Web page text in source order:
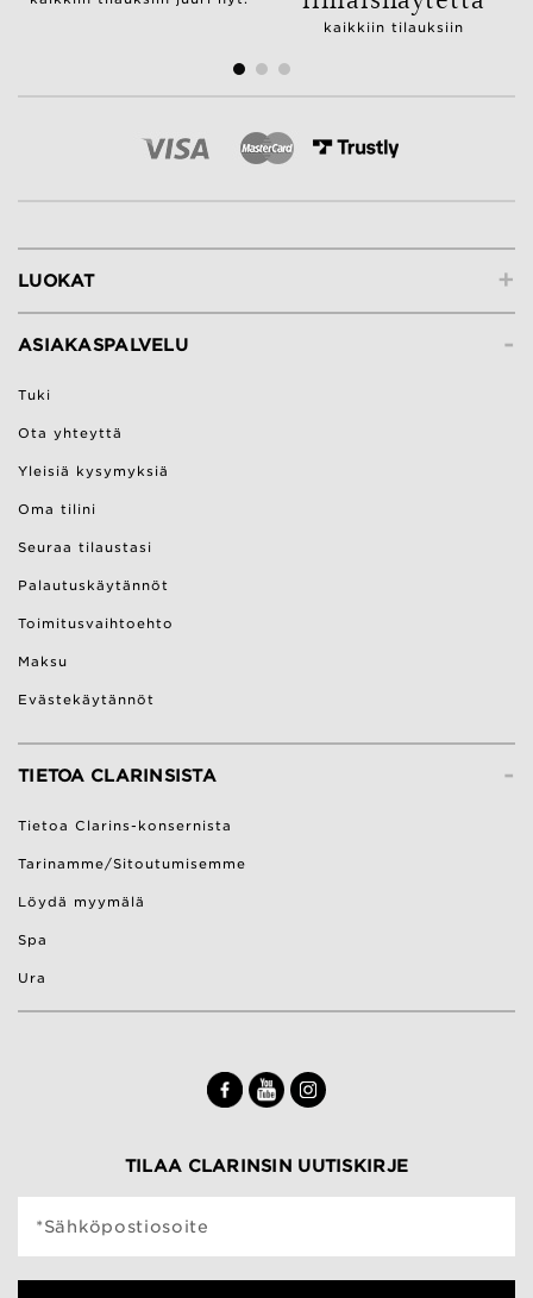
kaikkiin tilauksiin
+
LUOKAT
-
ASIAKASPALVELU
Tuki
Ota yhteyttä
Yleisiä kysymyksiä
Oma tilini
Seuraa tilaustasi
Palautuskäytännöt
Toimitusvaihtoehto
Maksu
Evästekäytännöt
-
TIETOA CLARINSISTA
Tietoa Clarins-konsernista
Tarinamme/Sitoutumisemme
Löydä myymälä
Spa
Ura
TILAA CLARINSIN UUTISKIRJE
*Sähköpostiosoite